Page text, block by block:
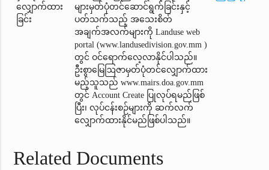
လျှောက်ထား
ခြင်း
များမှတ်ပုံတင်ဆောင်ရွက်ခြင်းနှင့်
ပတ်သက်သည့် အသေးစိတ်
အချက်အလက်များကို Landuse web
portal (www.landusedivision.gov.mm )
တွင် ဝင်ရောက်လေ့လာနိုင်ပါသည်။
ဦးစွာမြေဩဇာမှတ်ပုံတင်‌လျှောက်ထား
မည့်သူသည် www.mairs.doa.gov.mm
တွင် Account Create ပြုလုပ်ရမည်ဖြစ်
ပြီး၊ လုပ်ငန်းစဉ်များကို ဆက်လက်
လျှောက်ထားနိုင်မည်ဖြစ်ပါသည်။
Related Documents